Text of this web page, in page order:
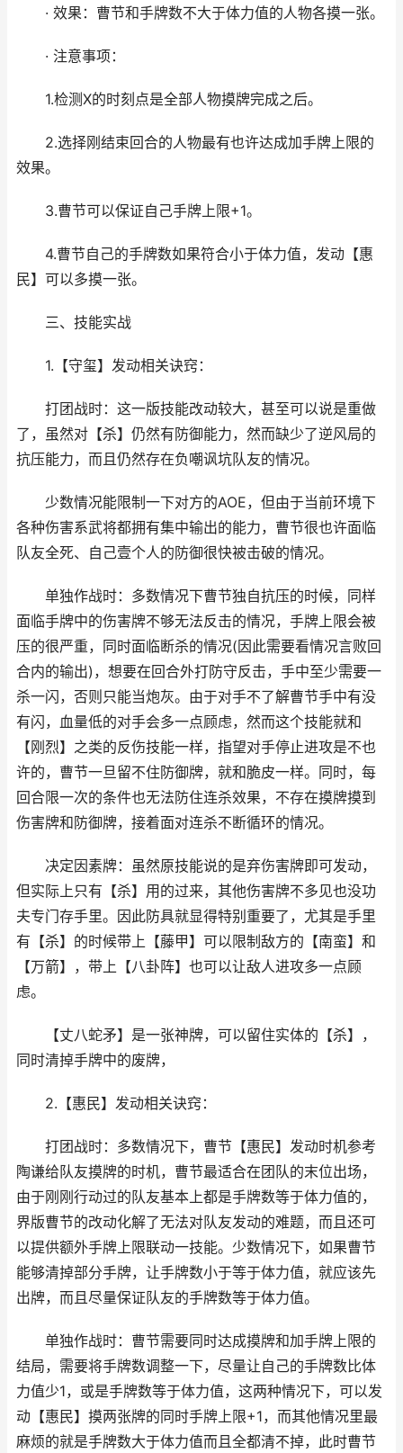
· 效果：曹节和手牌数不大于体力值的人物各摸一张。
· 注意事项：
1.检测X的时刻点是全部人物摸牌完成之后。
2.选择刚结束回合的人物最有也许达成加手牌上限的
效果。
3.曹节可以保证自己手牌上限+1。
4.曹节自己的手牌数如果符合小于体力值，发动【惠
民】可以多摸一张。
三、技能实战
1.【守玺】发动相关诀窍：
打团战时：这一版技能改动较大，甚至可以说是重做
了，虽然对【杀】仍然有防御能力，然而缺少了逆风局的
抗压能力，而且仍然存在负嘲讽坑队友的情况。
少数情况能限制一下对方的AOE，但由于当前环境下
各种伤害系武将都拥有集中输出的能力，曹节很也许面临
队友全死、自己壹个人的防御很快被击破的情况。
单独作战时：多数情况下曹节独自抗压的时候，同样
面临手牌中的伤害牌不够无法反击的情况，手牌上限会被
压的很严重，同时面临断杀的情况(因此需要看情况言败回
合内的输出)，想要在回合外打防守反击，手中至少需要一
杀一闪，否则只能当炮灰。由于对手不了解曹节手中有没
有闪，血量低的对手会多一点顾虑，然而这个技能就和
【刚烈】之类的反伤技能一样，指望对手停止进攻是不也
许的，曹节一旦留不住防御牌，就和脆皮一样。同时，每
回合限一次的条件也无法防住连杀效果，不存在摸牌摸到
伤害牌和防御牌，接着面对连杀不断循环的情况。
决定因素牌：虽然原技能说的是弃伤害牌即可发动，
但实际上只有【杀】用的过来，其他伤害牌不多见也没功
夫专门存手里。因此防具就显得特别重要了，尤其是手里
有【杀】的时候带上【藤甲】可以限制敌方的【南蛮】和
【万箭】，带上【八卦阵】也可以让敌人进攻多一点顾
虑。
【丈八蛇矛】是一张神牌，可以留住实体的【杀】，
同时清掉手牌中的废牌，
2.【惠民】发动相关诀窍：
打团战时：多数情况下，曹节【惠民】发动时机参考
陶谦给队友摸牌的时机，曹节最适合在团队的末位出场，
由于刚刚行动过的队友基本上都是手牌数等于体力值的，
界版曹节的改动化解了无法对队友发动的难题，而且还可
以提供额外手牌上限联动一技能。少数情况下，如果曹节
能够清掉部分手牌，让手牌数小于等于体力值，就应该先
出牌，而且尽量保证队友的手牌数等于体力值。
单独作战时：曹节需要同时达成摸牌和加手牌上限的
结局，需要将手牌数调整一下，尽量让自己的手牌数比体
力值少1，或是手牌数等于体力值，这两种情况下，可以发
动【惠民】摸两张牌的同时手牌上限+1，而其他情况里最
麻烦的就是手牌数大于体力值而且全都清不掉，此时曹节